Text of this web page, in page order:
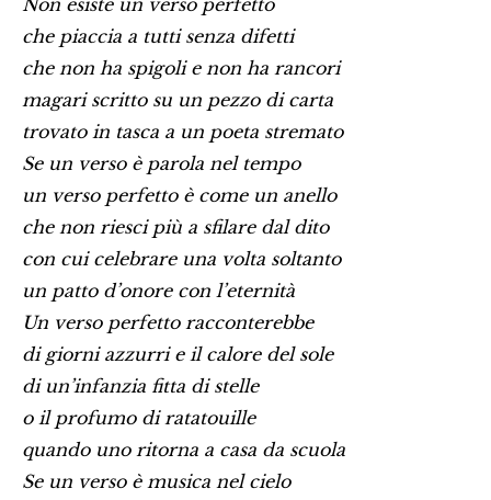
che piaccia a tutti senza difetti
che non ha spigoli e non ha rancori
magari scritto su un pezzo di carta
trovato in tasca a un poeta stremato
Se un verso è parola nel tempo
un verso perfetto è come un anello
che non riesci più a sfilare dal dito
con cui celebrare una volta soltanto
un patto d’onore con l’eternità
Un verso perfetto racconterebbe
di giorni azzurri e il calore del sole
di un’infanzia fitta di stelle
o il profumo di ratatouille
quando uno ritorna a casa da scuola
Se un verso è musica nel cielo